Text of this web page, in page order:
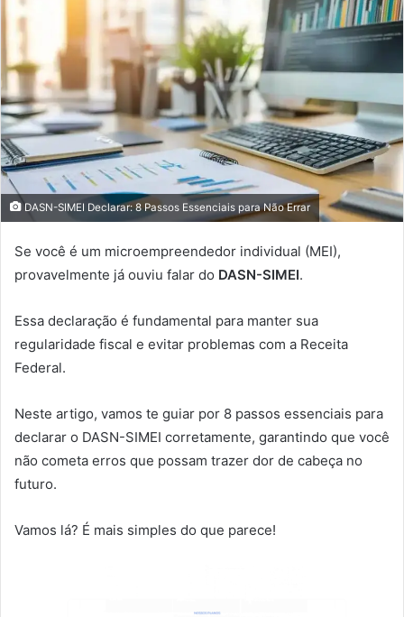
DASN-SIMEI Declarar: 8 Passos Essenciais para Não Errar
Se você é um microempreendedor individual (MEI),
provavelmente já ouviu falar do DASN-SIMEI.
Essa declaração é fundamental para manter sua
regularidade fiscal e evitar problemas com a Receita
Federal.
Neste artigo, vamos te guiar por 8 passos essenciais para
declarar o DASN-SIMEI corretamente, garantindo que você
não cometa erros que possam trazer dor de cabeça no
futuro.
Vamos lá? É mais simples do que parece!